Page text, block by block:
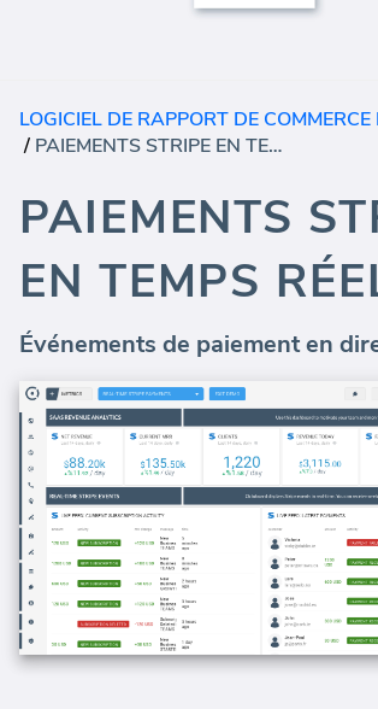
LOGICIEL DE RAPPORT DE
/
PAIEMENTS STRIPE EN TEMPS RÉEL
PAIEMENTS
EN TEMPS
Événements de paiement en